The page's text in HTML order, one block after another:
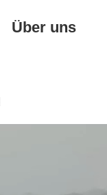
Über uns